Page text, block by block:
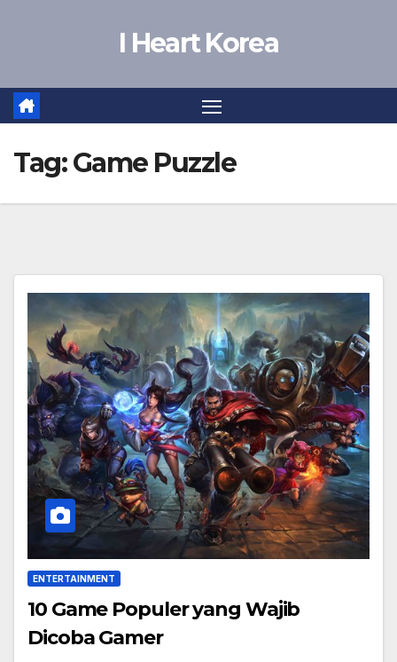
I Heart Korea
Tag:Game Puzzle
ENTERTAINMENT
10 Game Populer yang Wajib
Dicoba Gamer